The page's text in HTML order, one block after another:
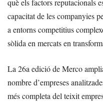
què els factors reputacionals
capacitat de les companyies
a entorns competitius
sòlida en mercats en
La 26a edició de Merco
nombre d’empreses
més completa del teixit